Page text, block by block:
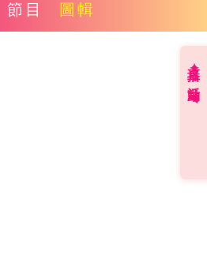
節目 圖輯
直播✦活動